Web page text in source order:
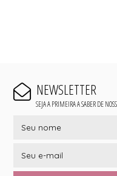
NEWSLETTER
SEJA A PRIMEIRA A SABER DE